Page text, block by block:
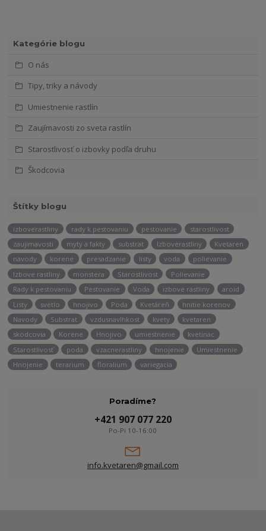
Kategórie blogu
O nás
Tipy, triky a návody
Umiestnenie rastlín
Zaujímavosti zo sveta rastlín
Starostlivosť o izbovky podľa druhu
Škodcovia
Štítky blogu
izboverastliny rady k pestovaniu pestovanie
starostlivost
zaujimavosti
myty a fakty substrat Izboverastliny
Kvetaren
navody
korene presadzanie listy voda
polievanie
Izbove rastliny
monstera Starostlivost
Polievanie
Rady k pestovaniu
Pestovanie Voda izbove rastliny
aroid
Listy
svetlo hnojivo Poda Kvetáreň
hnitie korenov
Navody
Substrat vzdusnavlhkost kvety
kvetaren
skodcovia
Korene Hnojivo umiestnenie
kvetinac
Starostlivosť
poda vzacnerastliny hnojenie
Umiestnenie
Hnojenie
terarium floralium variegacia
Poradíme?
+421 907 077 220
Po-Pi 10-16:00
info.kvetaren@gmail.com